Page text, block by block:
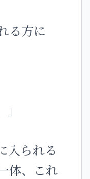
る方に
入られる
体、これ